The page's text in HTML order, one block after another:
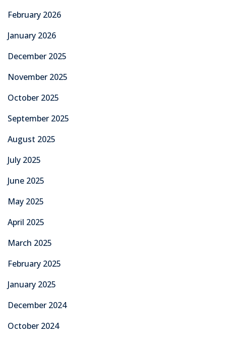
February 2026
January 2026
December 2025
November 2025
October 2025
September 2025
August 2025
July 2025
June 2025
May 2025
April 2025
March 2025
February 2025
January 2025
December 2024
October 2024